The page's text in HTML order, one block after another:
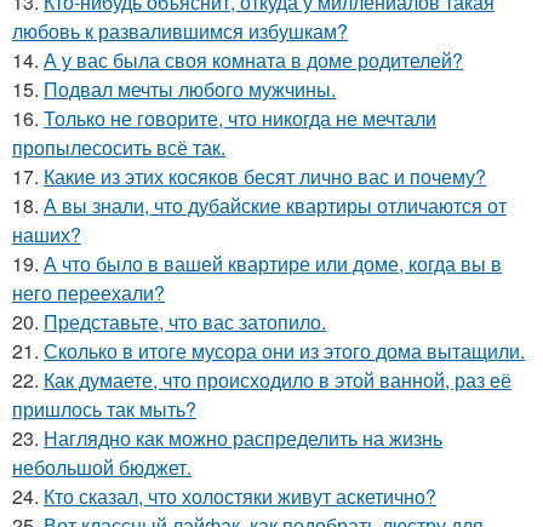
любовь к развалившимся избушкам?
14. А у вас была своя комната в доме родителей?
15. Подвал мечты любого мужчины.
16. Только не говорите, что никогда не мечтали
пропылесосить всё так.
17. Какие из этих косяков бесят лично вас и почему?
18. А вы знали, что дубайские квартиры отличаются от
наших?
19. А что было в вашей квартире или доме, когда вы в
него переехали?
20. Представьте, что вас затопило.
21. Сколько в итоге мусора они из этого дома вытащили.
22. Как думаете, что происходило в этой ванной, раз её
пришлось так мыть?
23. Наглядно как можно распределить на жизнь
небольшой бюджет.
24. Кто сказал, что холостяки живут аскетично?